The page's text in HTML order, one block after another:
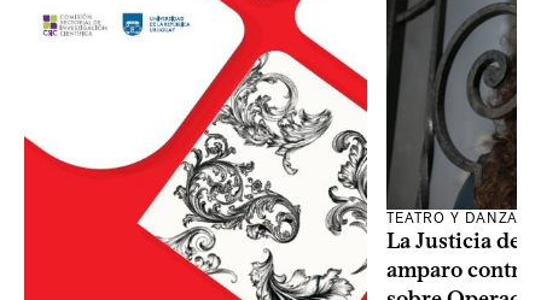
TEATRO Y DANZA
La Justicia
amparo contra